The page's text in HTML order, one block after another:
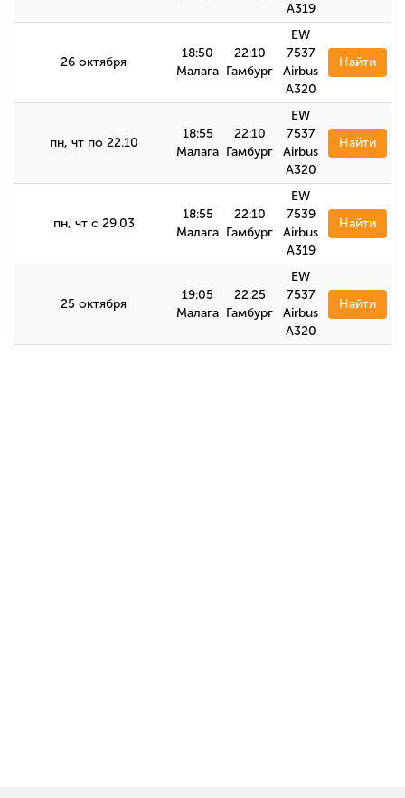
A319
26 октября
18:50
Малага
22:10
Гамбург
EW
7537
Airbus
A320
Найти
пн, чт по 22.10
18:55
Малага
22:10
Гамбург
EW
7537
Airbus
A320
Найти
пн, чт с 29.03
18:55
Малага
22:10
Гамбург
EW
7539
Airbus
A319
Найти
25 октября
19:05
Малага
22:25
Гамбург
EW
7537
Airbus
А320
Найти